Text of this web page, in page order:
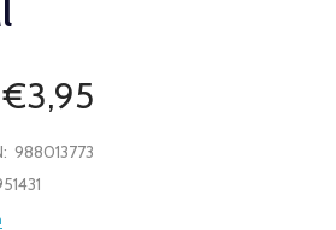
€3,95
988013773